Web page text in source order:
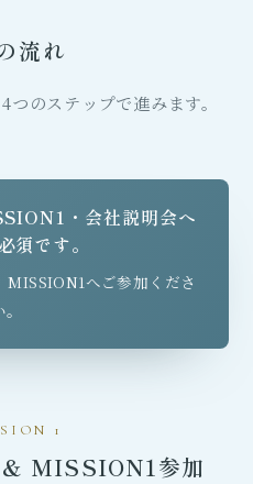
流れ
のステップで進みます。
・会社説明会へ
須です。
へご参加くださ
1
MISSION1参加